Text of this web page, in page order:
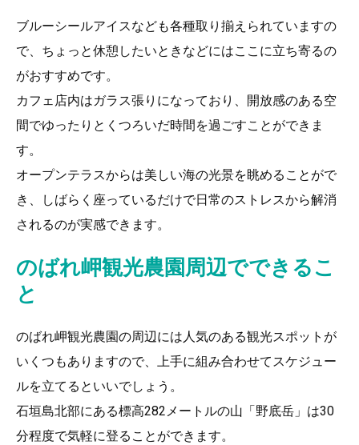
ブルーシールアイスなども各種取り揃えられていますの
で、ちょっと休憩したいときなどにはここに立ち寄るの
がおすすめです。
カフェ店内はガラス張りになっており、開放感のある空
間でゆったりとくつろいだ時間を過ごすことができま
す。
オープンテラスからは美しい海の光景を眺めることがで
き、しばらく座っているだけで日常のストレスから解消
されるのが実感できます。
のばれ岬観光農園周辺でできるこ
と
のばれ岬観光農園の周辺には人気のある観光スポットが
いくつもありますので、上手に組み合わせてスケジュー
ルを立てるといいでしょう。
石垣島北部にある標高282メートルの山「野底岳」は30
分程度で気軽に登ることができます。